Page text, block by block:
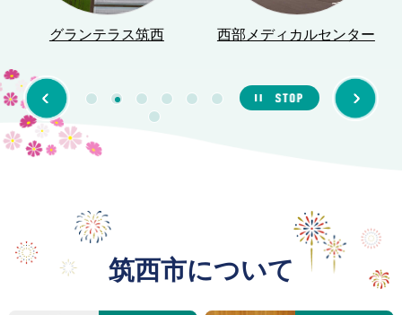
グランテラス筑西 西部メディカルセンター
Previous
1 2 3 4 5
筑西市について